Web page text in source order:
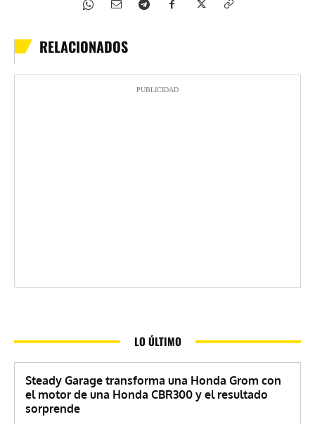
RELACIONADOS
PUBLICIDAD
LO ÚLTIMO
Steady Garage transforma una Honda Grom con
el motor de una Honda CBR300 y el resultado
sorprende